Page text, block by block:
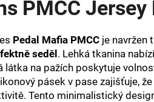
PMCC Jersey
Pedal Mafia PMCC je navržen
seděl. Lehká tkanina
látka na pažích poskytuje
pásek v pase zajišťuje,
Tento minimalistický